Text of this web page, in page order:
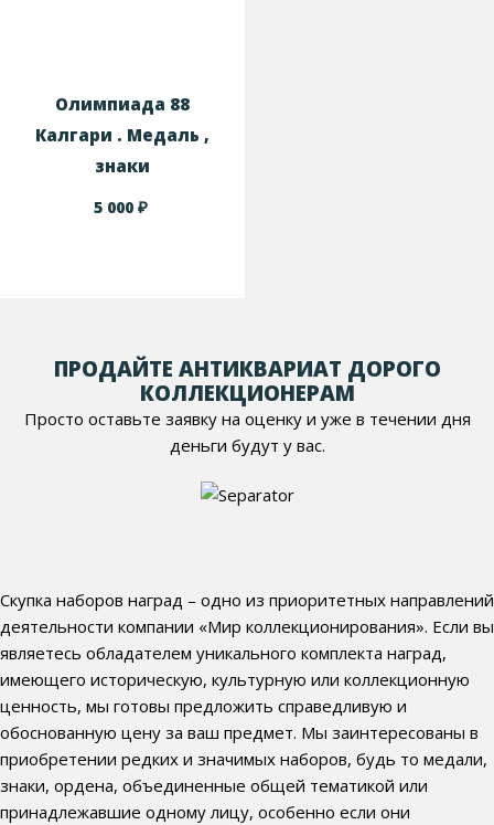
Олимпиада 88
Калгари . Медаль ,
знаки
5 000 ₽
ПРОДАЙТЕ АНТИКВАРИАТ ДОРОГО
КОЛЛЕКЦИОНЕРАМ
Просто оставьте заявку на оценку и уже в течении дня
деньги будут у вас.
Скупка наборов наград – одно из приоритетных направлений
деятельности компании «Мир коллекционирования». Если вы
являетесь обладателем уникального комплекта наград,
имеющего историческую, культурную или коллекционную
ценность, мы готовы предложить справедливую и
обоснованную цену за ваш предмет. Мы заинтересованы в
приобретении редких и значимых наборов, будь то медали,
знаки, ордена, объединенные общей тематикой или
принадлежавшие одному лицу, особенно если они